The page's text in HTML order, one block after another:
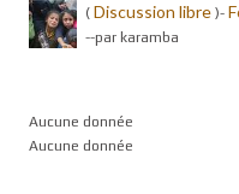
( Discussion libre )-
--par karamba
Aucune donnée
Aucune donnée